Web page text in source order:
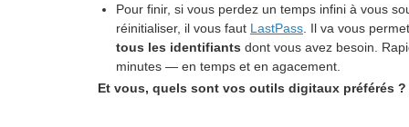
Pour finir, si vous perdez un temps infini à vous
réinitialiser, il vous faut LastPass . Il va vous
tous les identifiants dont vous avez besoin.
minutes — en temps et en agacement.
Et vous, quels sont vos outils digitaux préférés ?